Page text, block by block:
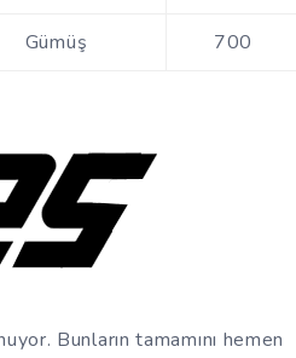
Gümüş 700
Bunların tamamını hemen